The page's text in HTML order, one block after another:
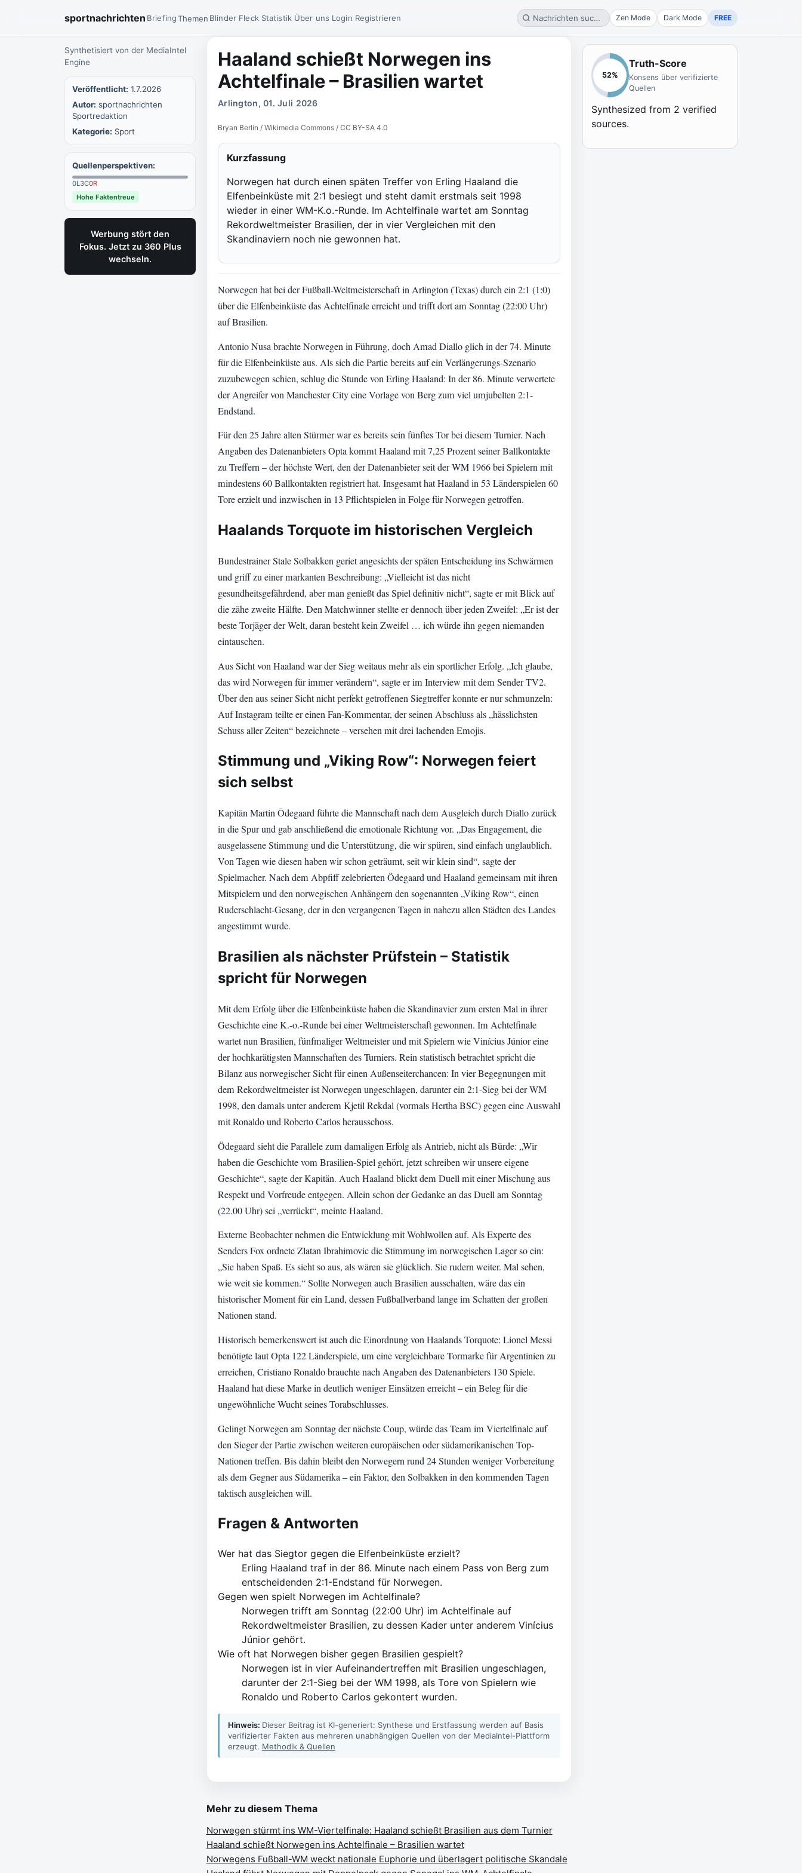
sportnachrichten BriefingThemen Blinder Fleck Statistik Über uns Login Registrieren Nachrichten suchen... Zen Mode Dark Mode FREE
Synthetisiert von der MediaIntel
Engine
Veröffentlicht: 1.7.2026
Autor: sportnachrichten
Sportredaktion
Kategorie: Sport
Quellenperspektiven:
0L 3C0R
Hohe Faktentreue
Werbung stört den
Fokus. Jetzt zu 360 Plus
wechseln.
Haaland schießt Norwegen ins
Achtelfinale – Brasilien wartet
Arlington, 01. Juli 2026
Bryan Berlin / Wikimedia Commons / CC BY-SA 4.0
Kurzfassung
Norwegen hat durch einen späten Treffer von Erling Haaland die
Elfenbeinküste mit 2:1 besiegt und steht damit erstmals seit 1998
wieder in einer WM-K.o.-Runde. Im Achtelfinale wartet am Sonntag
Rekordweltmeister Brasilien, der in vier Vergleichen mit den
Skandinaviern noch nie gewonnen hat.
Norwegen hat bei der Fußball-Weltmeisterschaft in Arlington (Texas) durch ein 2:1 (1:0)
über die Elfenbeinküste das Achtelfinale erreicht und trifft dort am Sonntag (22:00 Uhr)
auf Brasilien.
Antonio Nusa brachte Norwegen in Führung, doch Amad Diallo glich in der 74. Minute
für die Elfenbeinküste aus. Als sich die Partie bereits auf ein Verlängerungs-Szenario
zuzubewegen schien, schlug die Stunde von Erling Haaland: In der 86. Minute verwertete
der Angreifer von Manchester City eine Vorlage von Berg zum viel umjubelten 2:1-
Endstand.
Für den 25 Jahre alten Stürmer war es bereits sein fünftes Tor bei diesem Turnier. Nach
Angaben des Datenanbieters Opta kommt Haaland mit 7,25 Prozent seiner Ballkontakte
zu Treffern – der höchste Wert, den der Datenanbieter seit der WM 1966 bei Spielern mit
mindestens 60 Ballkontakten registriert hat. Insgesamt hat Haaland in 53 Länderspielen 60
Tore erzielt und inzwischen in 13 Pflichtspielen in Folge für Norwegen getroffen.
Haalands Torquote im historischen Vergleich
Bundestrainer Stale Solbakken geriet angesichts der späten Entscheidung ins Schwärmen
und griff zu einer markanten Beschreibung: „Vielleicht ist das nicht
gesundheitsgefährdend, aber man genießt das Spiel definitiv nicht“, sagte er mit Blick auf
die zähe zweite Hälfte. Den Matchwinner stellte er dennoch über jeden Zweifel: „Er ist der
beste Torjäger der Welt, daran besteht kein Zweifel … ich würde ihn gegen niemanden
eintauschen.
Aus Sicht von Haaland war der Sieg weitaus mehr als ein sportlicher Erfolg. „Ich glaube,
das wird Norwegen für immer verändern“, sagte er im Interview mit dem Sender TV2.
Über den aus seiner Sicht nicht perfekt getroffenen Siegtreffer konnte er nur schmunzeln:
Auf Instagram teilte er einen Fan-Kommentar, der seinen Abschluss als „hässlichsten
Schuss aller Zeiten“ bezeichnete – versehen mit drei lachenden Emojis.
Stimmung und „Viking Row“: Norwegen feiert
sich selbst
Kapitän Martin Ödegaard führte die Mannschaft nach dem Ausgleich durch Diallo zurück
in die Spur und gab anschließend die emotionale Richtung vor. „Das Engagement, die
ausgelassene Stimmung und die Unterstützung, die wir spüren, sind einfach unglaublich.
Von Tagen wie diesen haben wir schon geträumt, seit wir klein sind“, sagte der
Spielmacher. Nach dem Abpfiff zelebrierten Ödegaard und Haaland gemeinsam mit ihren
Mitspielern und den norwegischen Anhängern den sogenannten „Viking Row“, einen
Ruderschlacht-Gesang, der in den vergangenen Tagen in nahezu allen Städten des Landes
angestimmt wurde.
Brasilien als nächster Prüfstein – Statistik
spricht für Norwegen
Mit dem Erfolg über die Elfenbeinküste haben die Skandinavier zum ersten Mal in ihrer
Geschichte eine K.-o.-Runde bei einer Weltmeisterschaft gewonnen. Im Achtelfinale
wartet nun Brasilien, fünfmaliger Weltmeister und mit Spielern wie Vinícius Júnior eine
der hochkarätigsten Mannschaften des Turniers. Rein statistisch betrachtet spricht die
Bilanz aus norwegischer Sicht für einen Außenseiterchancen: In vier Begegnungen mit
dem Rekordweltmeister ist Norwegen ungeschlagen, darunter ein 2:1-Sieg bei der WM
1998, den damals unter anderem Kjetil Rekdal (vormals Hertha BSC) gegen eine Auswahl
mit Ronaldo und Roberto Carlos herausschoss.
Ödegaard sieht die Parallele zum damaligen Erfolg als Antrieb, nicht als Bürde: „Wir
haben die Geschichte vom Brasilien-Spiel gehört, jetzt schreiben wir unsere eigene
Geschichte“, sagte der Kapitän. Auch Haaland blickt dem Duell mit einer Mischung aus
Respekt und Vorfreude entgegen. Allein schon der Gedanke an das Duell am Sonntag
(22.00 Uhr) sei „verrückt“, meinte Haaland.
Externe Beobachter nehmen die Entwicklung mit Wohlwollen auf. Als Experte des
Senders Fox ordnete Zlatan Ibrahimovic die Stimmung im norwegischen Lager so ein:
„Sie haben Spaß. Es sieht so aus, als wären sie glücklich. Sie rudern weiter. Mal sehen,
wie weit sie kommen.“ Sollte Norwegen auch Brasilien ausschalten, wäre das ein
historischer Moment für ein Land, dessen Fußballverband lange im Schatten der großen
Nationen stand.
Historisch bemerkenswert ist auch die Einordnung von Haalands Torquote: Lionel Messi
benötigte laut Opta 122 Länderspiele, um eine vergleichbare Tormarke für Argentinien zu
erreichen, Cristiano Ronaldo brauchte nach Angaben des Datenanbieters 130 Spiele.
Haaland hat diese Marke in deutlich weniger Einsätzen erreicht – ein Beleg für die
ungewöhnliche Wucht seines Torabschlusses.
Gelingt Norwegen am Sonntag der nächste Coup, würde das Team im Viertelfinale auf
den Sieger der Partie zwischen weiteren europäischen oder südamerikanischen Top-
Nationen treffen. Bis dahin bleibt den Norwegern rund 24 Stunden weniger Vorbereitung
als dem Gegner aus Südamerika – ein Faktor, den Solbakken in den kommenden Tagen
taktisch ausgleichen will.
Fragen & Antworten
Wer hat das Siegtor gegen die Elfenbeinküste erzielt?
Erling Haaland traf in der 86. Minute nach einem Pass von Berg zum
entscheidenden 2:1-Endstand für Norwegen.
Gegen wen spielt Norwegen im Achtelfinale?
Norwegen trifft am Sonntag (22:00 Uhr) im Achtelfinale auf
Rekordweltmeister Brasilien, zu dessen Kader unter anderem Vinícius
Júnior gehört.
Wie oft hat Norwegen bisher gegen Brasilien gespielt?
Norwegen ist in vier Aufeinandertreffen mit Brasilien ungeschlagen,
darunter der 2:1-Sieg bei der WM 1998, als Tore von Spielern wie
Ronaldo und Roberto Carlos gekontert wurden.
Hinweis: Dieser Beitrag ist KI-generiert: Synthese und Erstfassung werden auf Basis
verifizierter Fakten aus mehreren unabhängigen Quellen von der MediaIntel-Plattform
erzeugt. Methodik & Quellen
Mehr zu diesem Thema
Norwegen stürmt ins WM-Viertelfinale: Haaland schießt Brasilien aus dem Turnier
Haaland schießt Norwegen ins Achtelfinale – Brasilien wartet
Norwegens Fußball-WM weckt nationale Euphorie und überlagert politische Skandale
52%
Truth-Score
Konsens über verifizierte
Quellen
Synthesized from 2 verified
sources.